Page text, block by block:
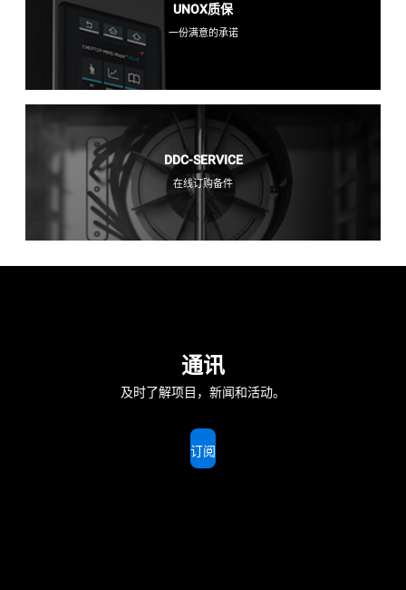
UNOX质保
一份满意的承诺
DDC-SERVICE
在线订购备件
通讯
及时了解项目，新闻和活动。
订阅